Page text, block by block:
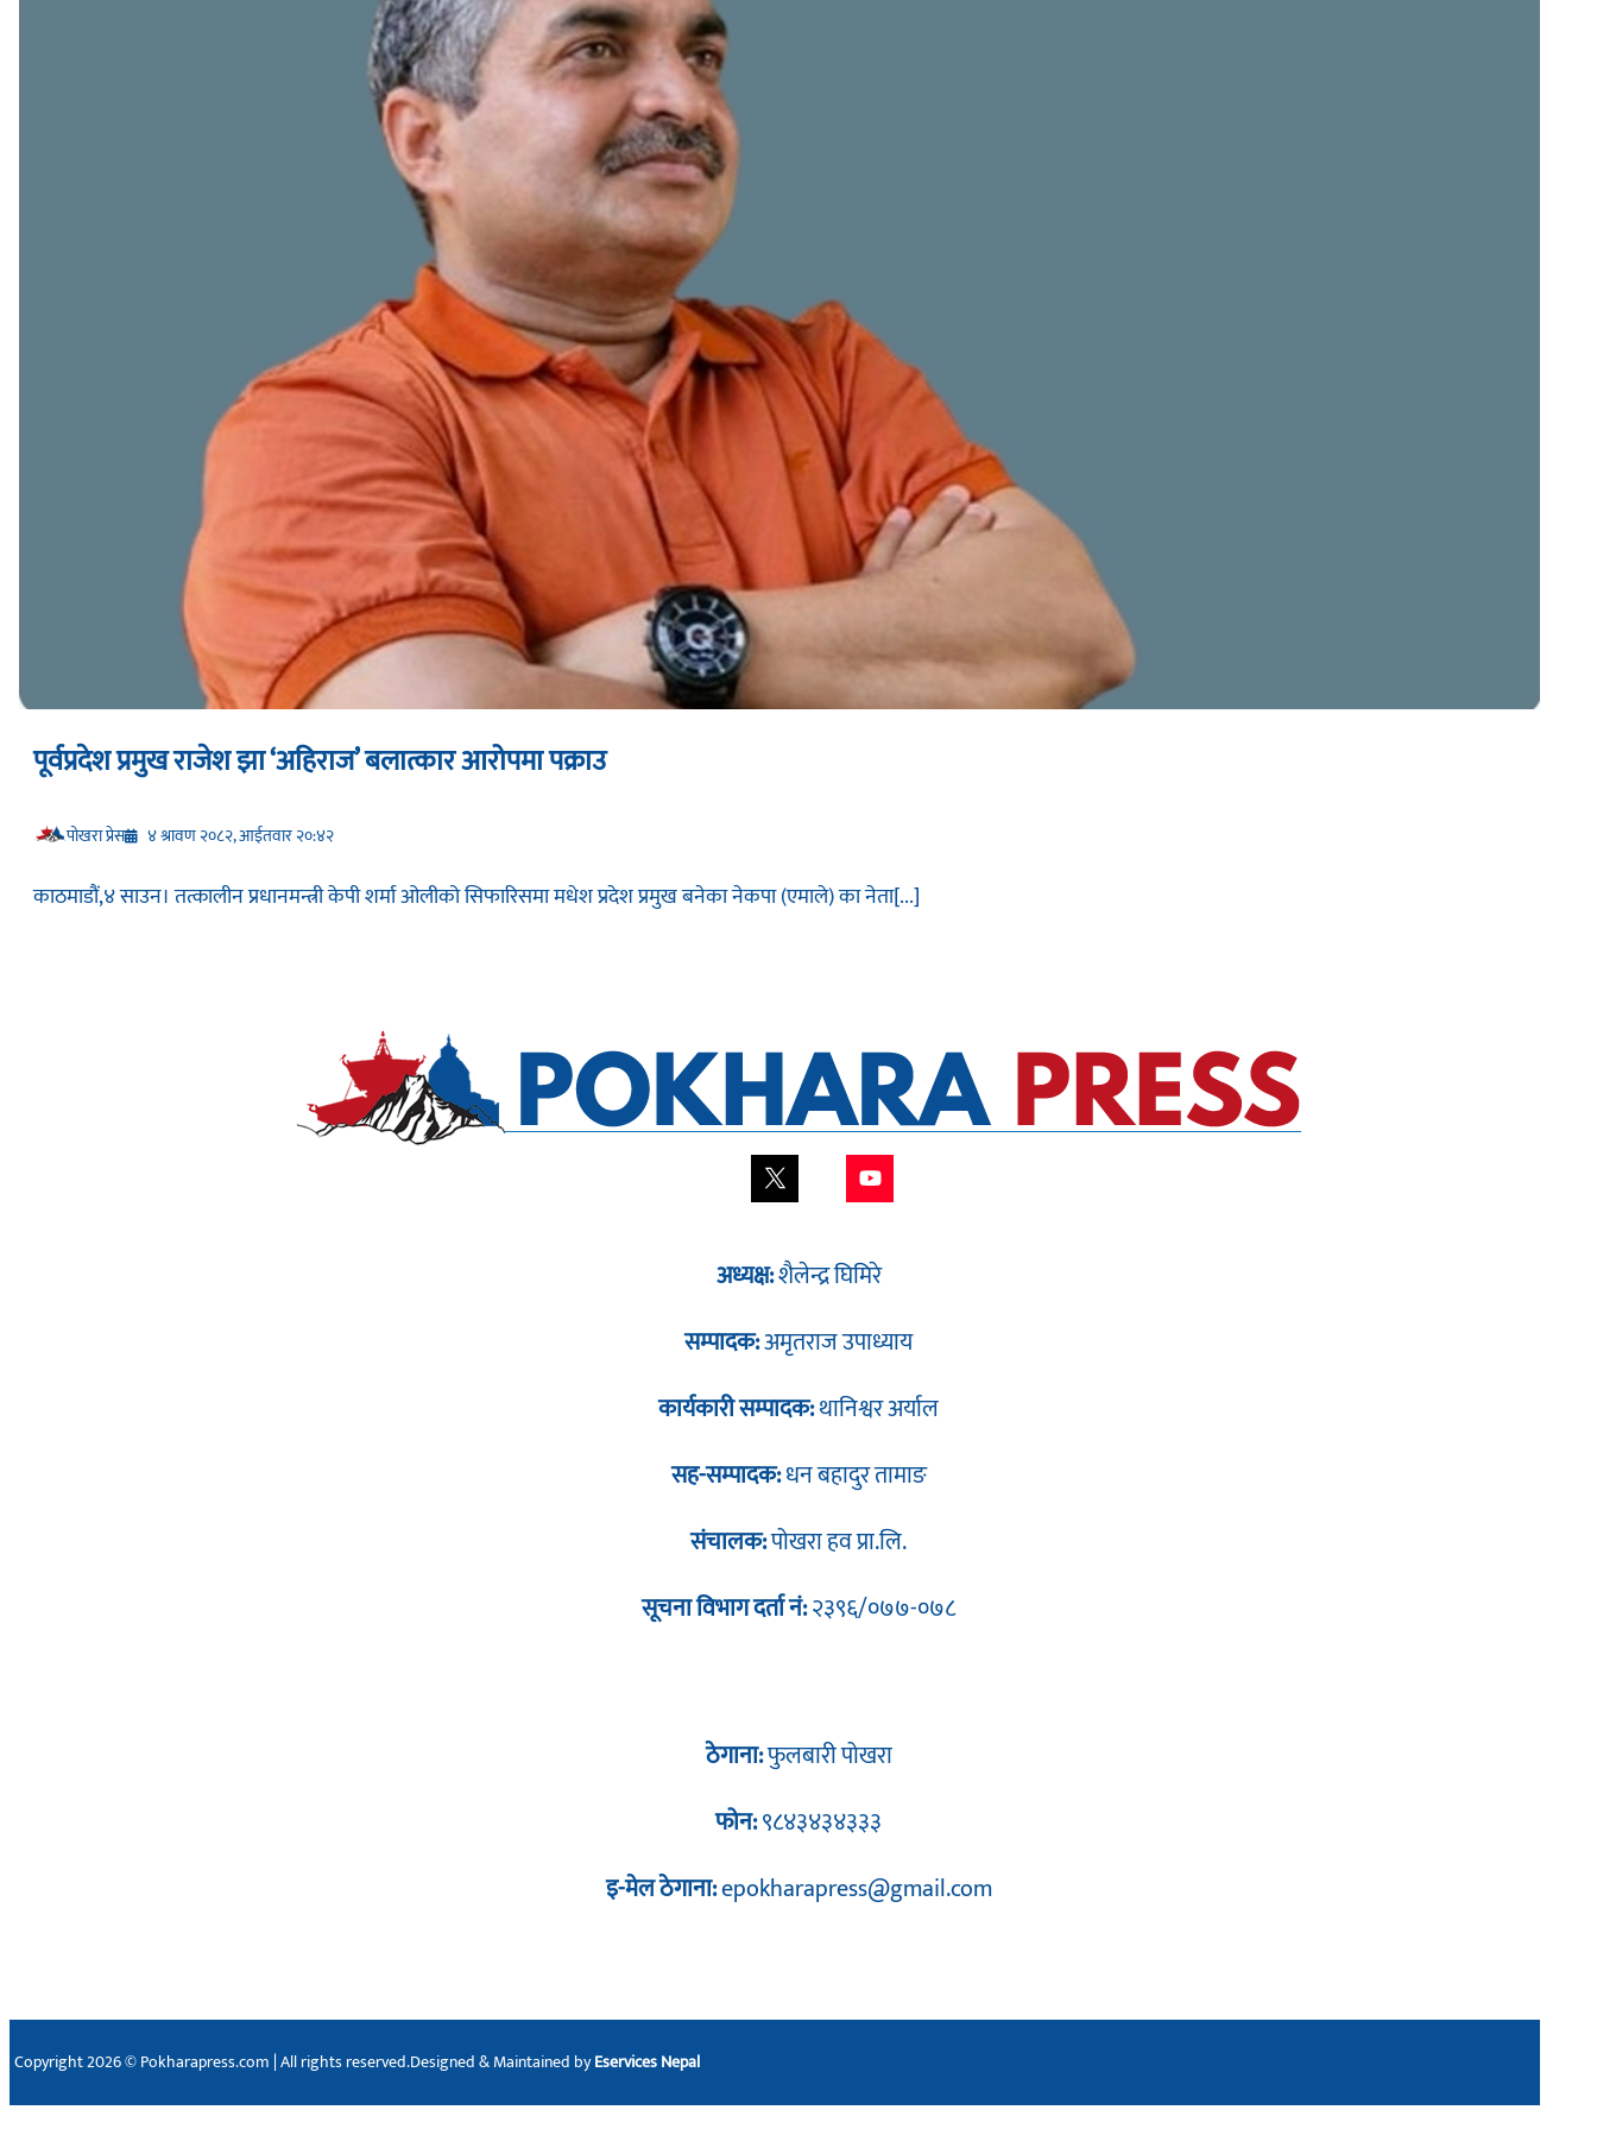
पूर्वप्रदेश प्रमुख राजेश झा ‘अहिराज’ बलात्कार आरोपमा पक्राउ
प‍ोखरा प्रेस ४ श्रावण २०८२, आईतवार २०:४२
काठमाडौं,४ साउन। तत्कालीन प्रधानमन्त्री केपी शर्मा ओलीको सिफारिसमा मधेश प्रदेश प्रमुख बनेका नेकपा (एमाले) का नेता[...]
अध्यक्ष:शैलेन्द्र घिमिरे
सम्पादक:अमृतराज उपाध्याय
कार्यकारी सम्पादक:थानिश्वर अर्याल
सह-सम्पादक:धन बहादुर तामाङ
संचालक:पोखरा हव प्रा.लि.
सूचना विभाग दर्ता नं:२३९६/०७७-०७८
ठेगाना:फुलबारी पोखरा
फोन:९८४३४३४३३३
इ-मेल ठेगाना:epokharapress@gmail.com
Copyright 2026 © Pokharapress.com | All rights reserved.Designed & Maintained byEservices Nepal